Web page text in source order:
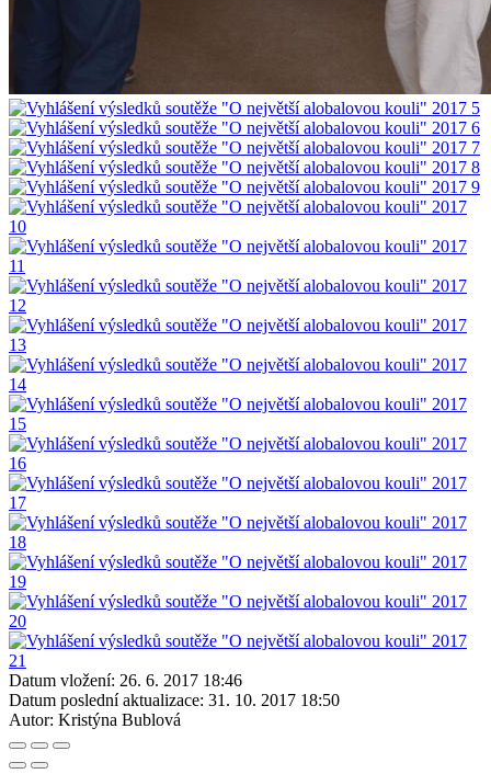
Datum vložení: 26. 6. 2017 18:46
Datum poslední aktualizace: 31. 10. 2017 18:50
Autor: Kristýna Bublová